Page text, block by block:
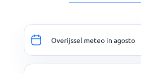
Overijssel meteo in agosto